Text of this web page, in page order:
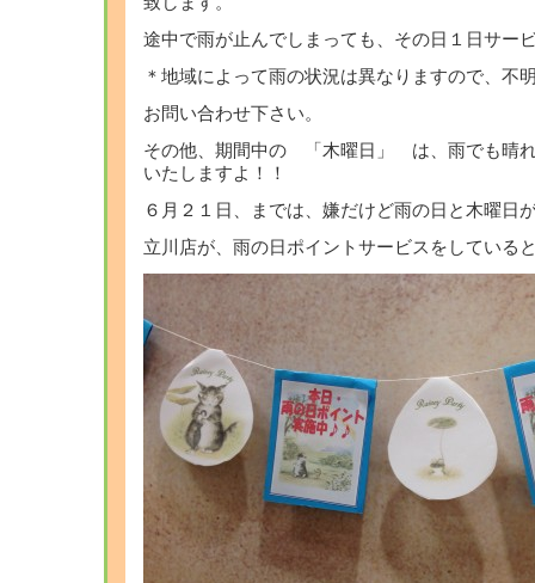
途中で雨が止んでしまっても、その日１日サー
＊地域によって雨の状況は異なりますので、不
お問い合わせ下さい。
その他、期間中の 「木曜日」 は、雨でも晴
いたしますよ！！
６月２１日、までは、嫌だけど雨の日と木曜日
立川店が、雨の日ポイントサービスをしている